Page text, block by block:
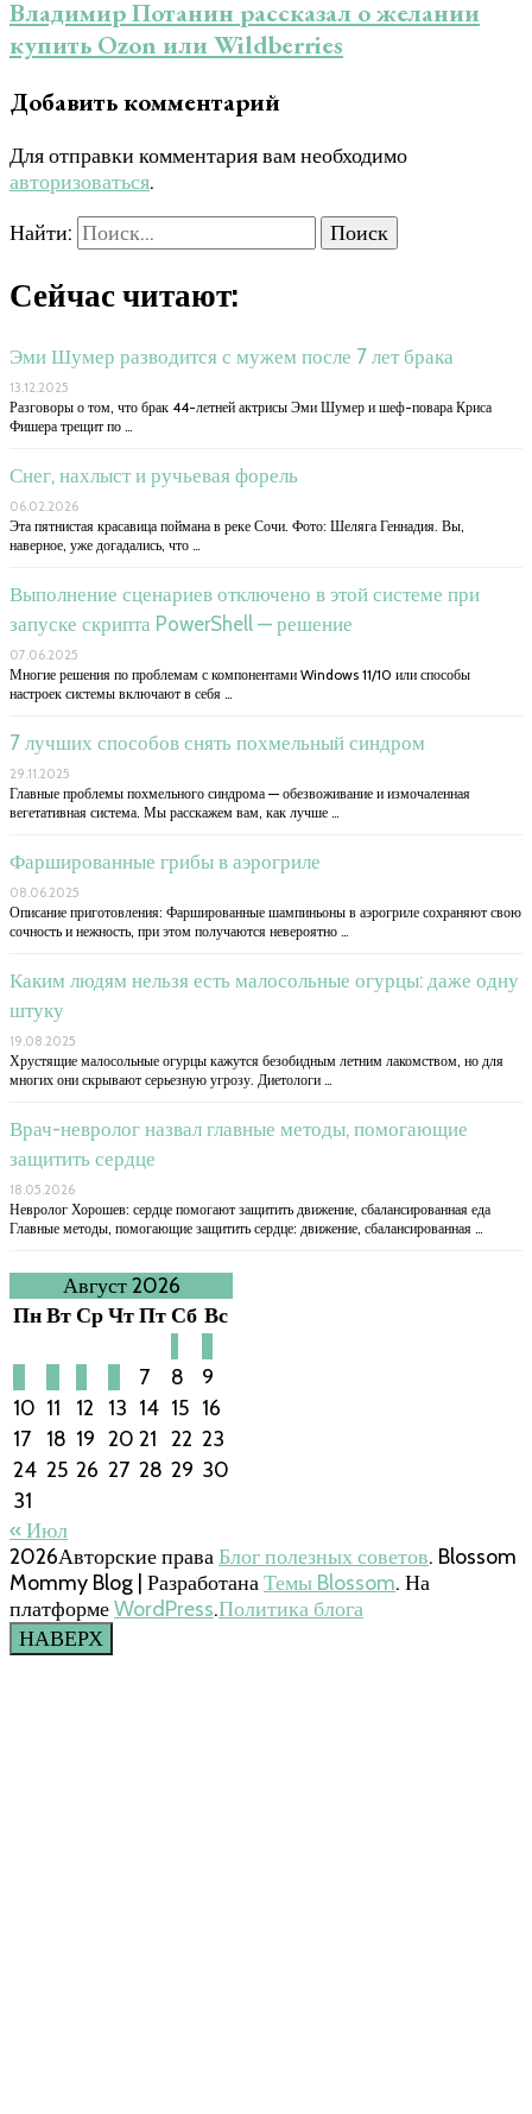
Владимир Потанин рассказал о желании
купить Ozon или Wildberries
Добавить комментарий
Для отправки комментария вам необходимо
авторизоваться.
Найти:
Сейчас читают:
Эми Шумер разводится с мужем после 7 лет брака
13.12.2025
Разговоры о том, что брак 44-летней актрисы Эми Шумер и шеф-повара Криса
Фишера трещит по …
Снег, нахлыст и ручьевая форель
06.02.2026
Эта пятнистая красавица поймана в реке Сочи. Фото: Шеляга Геннадия. Вы,
наверное, уже догадались, что …
Выполнение сценариев отключено в этой системе при
запуске скрипта PowerShell — решение
07.06.2025
Многие решения по проблемам с компонентами Windows 11/10 или способы
настроек системы включают в себя …
7 лучших способов снять похмельный синдром
29.11.2025
Главные проблемы похмельного синдрома — обезвоживание и измочаленная
вегетативная система. Мы расскажем вам, как лучше …
Фаршированные грибы в аэрогриле
08.06.2025
Описание приготовления: Фаршированные шампиньоны в аэрогриле сохраняют свою
сочность и нежность, при этом получаются невероятно …
Каким людям нельзя есть малосольные огурцы: даже одну
штуку
19.08.2025
Хрустящие малосольные огурцы кажутся безобидным летним лакомством, но для
многих они скрывают серьезную угрозу. Диетологи …
Врач-невролог назвал главные методы, помогающие
защитить сердце
18.05.2026
Невролог Хорошев: сердце помогают защитить движение, сбалансированная еда
Главные методы, помогающие защитить сердце: движение, сбалансированная …
Август 2026
ПнВтСрЧтПтСб Вс
7 8
9
10 11 12 13 14 15 16
17
18 19 20 21 22 23
24 25 26 27 28 29 30
31
« Июл
2026Авторские праваБлог полезных советов. Blossom
Mommy Blog | РазработанаТемы Blossom. На
платформеWordPress.Политика блога
НАВЕРХ